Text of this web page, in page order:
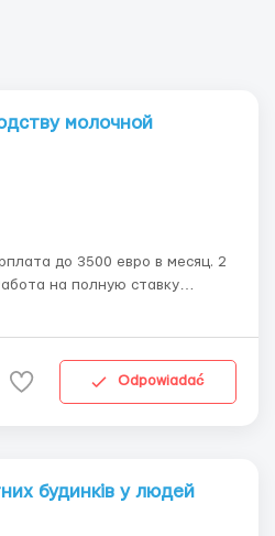
молочной
женщины, м...
Odpowiadać
будинків у людей